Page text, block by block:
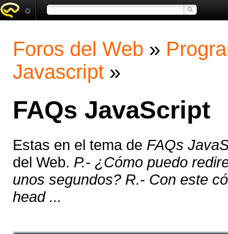
Foros del Web »
Javascript »
FAQs JavaScript
Estas en el tema de FAQs
del Web. P.- ¿Cómo puedo
unos segundos? R.- Con este
head ...